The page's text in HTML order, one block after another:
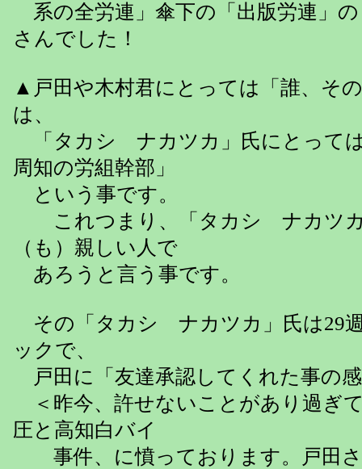
系の全労連」傘下の「出版労連」
さんでした！
▲戸田や木村君にとっては「誰、そ
は、
「タカシ ナカツカ」氏にとって
周知の労組幹部」
という事です。
これつまり、「タカシ ナカツカ
（も）親しい人で
あろうと言う事です。
その「タカシ ナカツカ」氏は29
ックで、
戸田に「友達承認してくれた事の
＜昨今、許せないことがあり過ぎ
圧と高知白バイ
事件、に憤っております。戸田さ